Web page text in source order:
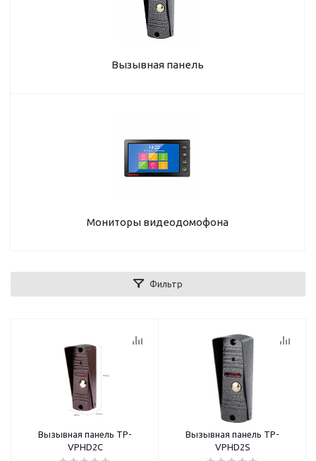
Вызывная панель
Мониторы видеодомофона
Фильтр
Вызывная панель TP-
VPHD2С
Вызывная панель TP-
VPHD2S